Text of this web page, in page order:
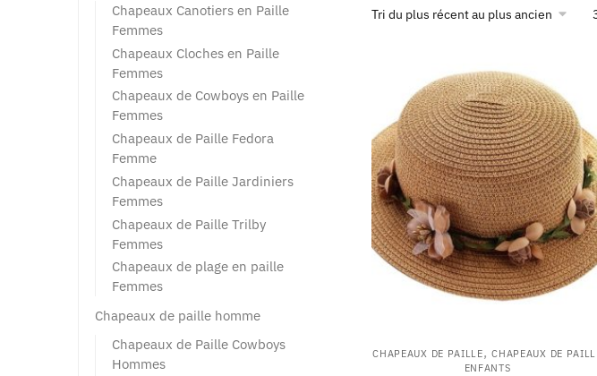
CHAPEAUX DE PAILLE,CHAPEAUX DE
ENFANTS
Chapeaux Canotiers en Paille
Femmes
Chapeaux Cloches en Paille
Femmes
Chapeaux de Cowboys en Paille
Femmes
Chapeaux de Paille Fedora
Femme
Chapeaux de Paille Jardiniers
Femmes
Chapeaux de Paille Trilby
Femmes
Chapeaux de plage en paille
Femmes
Chapeaux de paille homme
Chapeaux de Paille Cowboys
Hommes